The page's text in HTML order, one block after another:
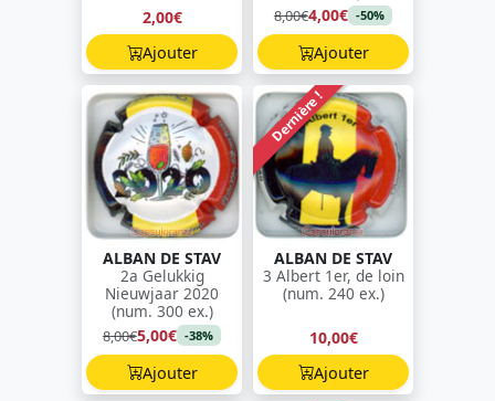
2,00€
Ajouter
8,00€4,00€ -50%
Ajouter
ALBAN DE STAV
2a Gelukkig
Nieuwjaar 2020
(num. 300 ex.)
8,00€5,00€ -38%
Ajouter
Dernière !
ALBAN DE STAV
3 Albert 1er, de loin
(num. 240 ex.)
10,00€
Ajouter